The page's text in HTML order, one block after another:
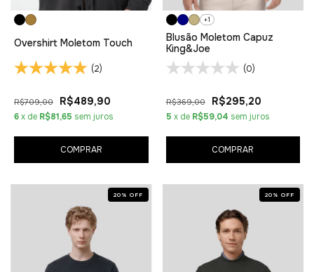
Overshirt Moletom Touch
(2)
R$709,00 R$489,90
6x de R$81,65 sem juros
COMPRAR
+1
Blusão Moletom Capuz
King&Joe
(0)
R$369,00 R$295,20
5 x de R$59,04 sem juros
COMPRAR
20 % OFF 20 % OFF